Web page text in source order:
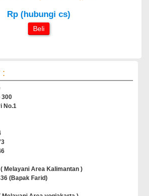
Rp (hubungi cs)
Beli
:
300
No.1
Melayani Area Kalimantan )
(Bapak Farid)